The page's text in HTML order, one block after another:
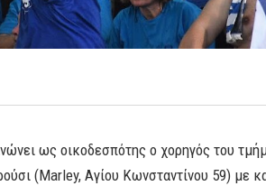
ως οικοδεσπότης ο χορηγός του
(Marley, Αγίου Κωνσταντίνου 59) με